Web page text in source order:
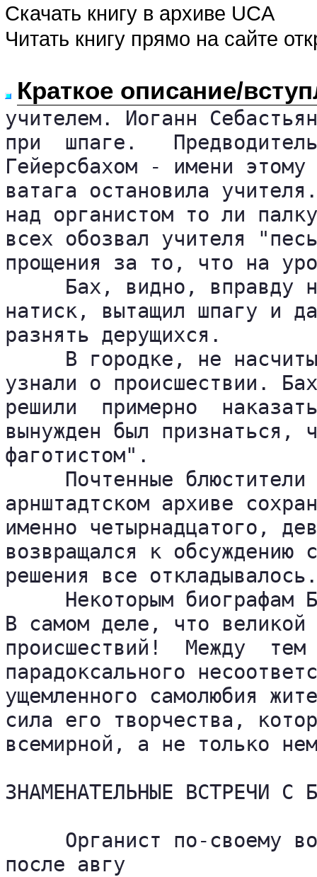
Скачать книгу в архиве UCA
Читать книгу прямо на сайте
Краткое описание/
учителем. Иоганн
при  шпаге.
Гейерсбахом - имени
ватага остановила
над органистом то ли
всех обозвал учителя
прощения за то, что на
Бах, видно, вправду
натиск, вытащил шпагу и
разнять дерущихся.
В городке, не
узнали о происшествии.
решили  примерно
вынужден был признаться,
фаготистом".
Почтенные
арнштадтском архиве
именно четырнадцатого,
возвращался к обсуждению
решения все откладывалось.
Некоторым биографам
В самом деле, что
происшествий!  Между
парадоксального
ущемленного самолюбия
сила его творчества,
всемирной, а не только
ЗНАМЕНАТЕЛЬНЫЕ ВСТРЕЧИ С
Органист по-своему
после авгу